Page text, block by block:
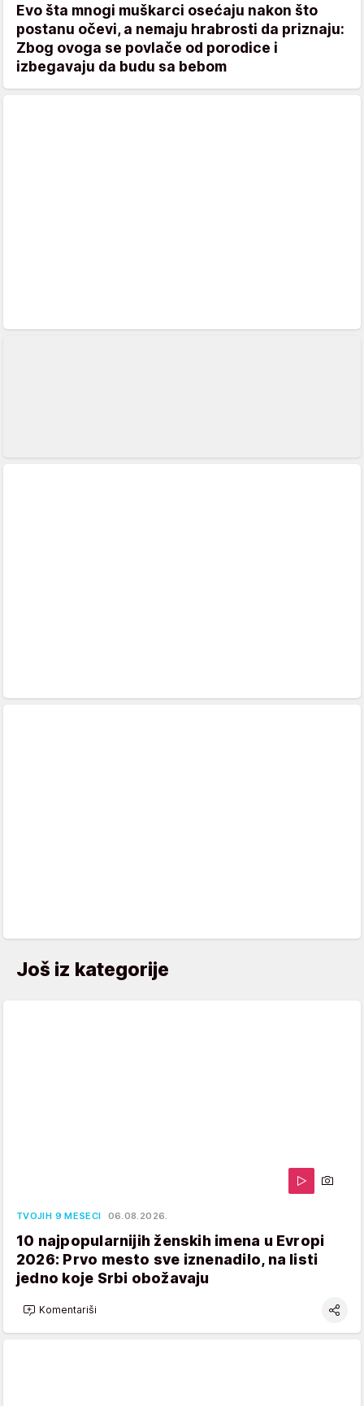
Evo šta mnogi muškarci osećaju nakon što
postanu očevi, a nemaju hrabrosti da priznaju:
Zbog ovoga se povlače od porodice i
izbegavaju da budu sa bebom
Još iz kategorije
TVOJIH 9 MESECI 06.08.2026.
10 najpopularnijih ženskih imena u Evropi
2026: Prvo mesto sve iznenadilo, na listi
jedno koje Srbi obožavaju
Komentariši